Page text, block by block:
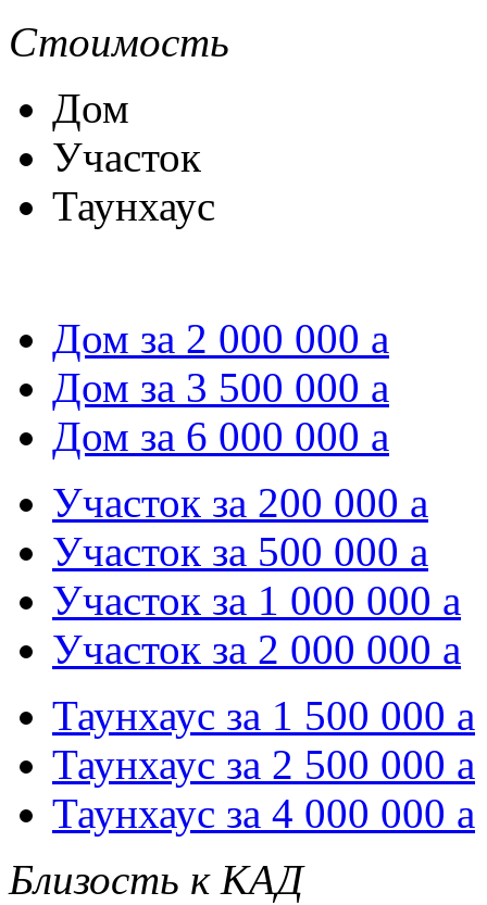
Стоимость
Дом
Участок
Таунхаус
Дом за 2 000 000 a
Дом за 3 500 000 a
Дом за 6 000 000 a
Участок за 200 000 a
Участок за 500 000 a
Участок за 1 000 000 a
Участок за 2 000 000 a
Таунхаус за 1 500 000 a
Таунхаус за 2 500 000 a
Таунхаус за 4 000 000 a
Близость к КАД